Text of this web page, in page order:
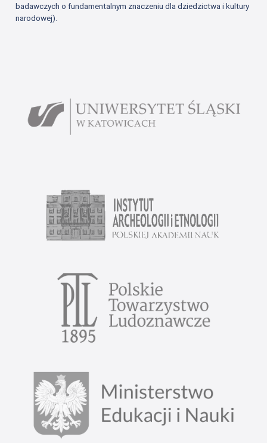
badawczych o fundamentalnym znaczeniu dla dziedzictwa i kultury
narodowej).